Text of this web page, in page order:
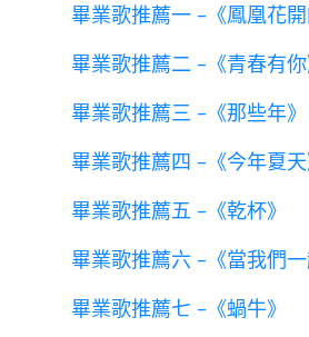
畢業歌推薦一 -《鳳凰花開
畢業歌推薦二 -《青春有你
畢業歌推薦三 -《那些年》
畢業歌推薦四 -《今年夏天
畢業歌推薦五 -《乾杯》
畢業歌推薦六 -《當我們一
畢業歌推薦七 -《蝸牛》